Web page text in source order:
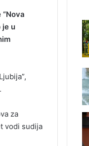
je u
za
vodi sudija